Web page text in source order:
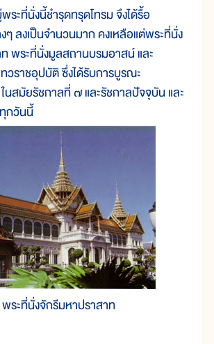
นั่งนี้ชำรุดทรุดโทรม จึงได้รื้อ
ๆ ลงเป็นจำนวนมาก คงเหลือแต่พระที่นั่ง
พระที่นั่งมูลสถานบรมอาสน์ และ
วราชอุปบัติ ซึ่งได้รับการบูรณะ
นสมัยรัชกาลที่ ๗ และรัชกาลปัจจุบัน และ
กวันนี้
พระที่นั่งจักรีมหาปราสาท